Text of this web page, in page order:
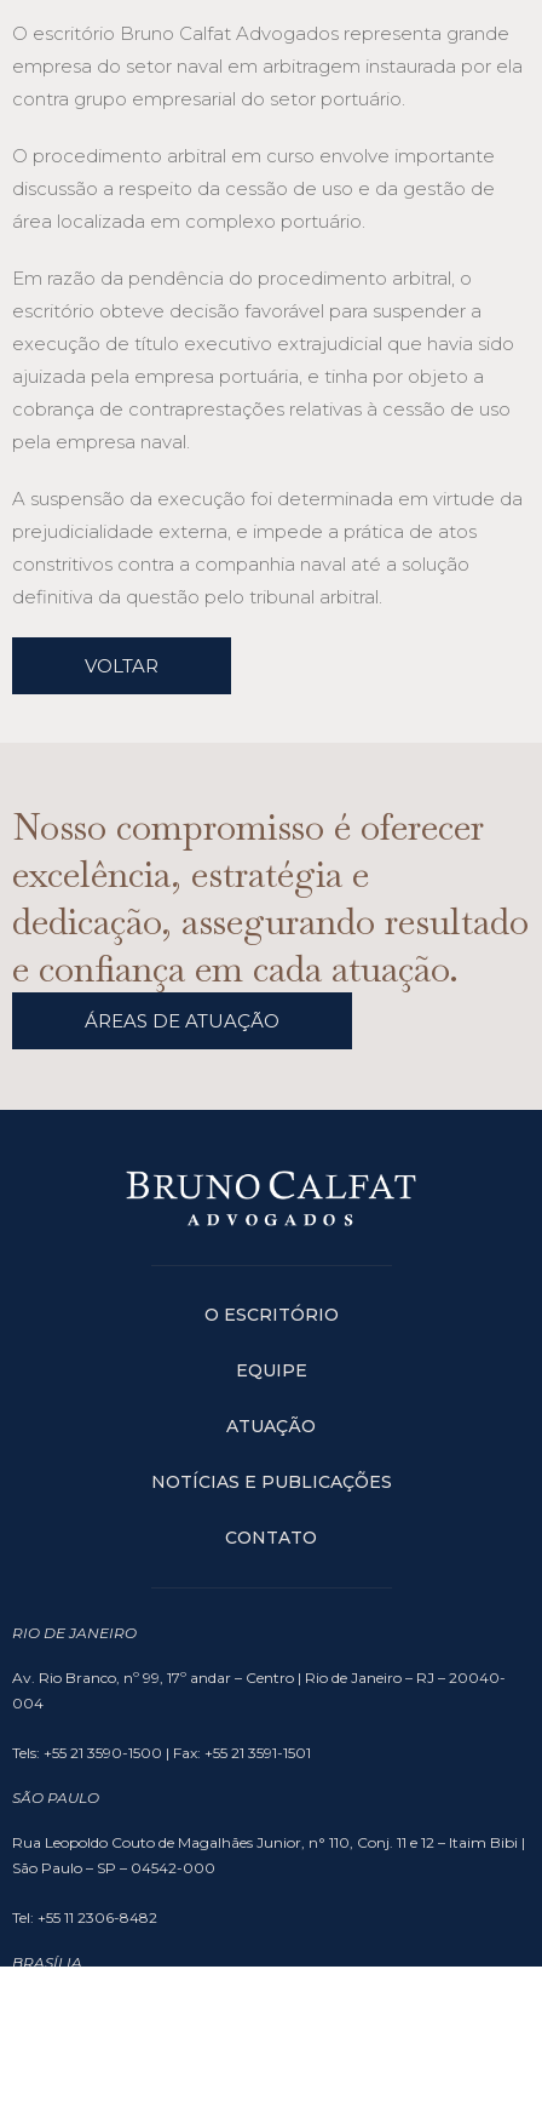
O escritório Bruno Calfat Advogados representa grande
empresa do setor naval em arbitragem instaurada por ela
contra grupo empresarial do setor portuário.
O procedimento arbitral em curso envolve importante
discussão a respeito da cessão de uso e da gestão de
área localizada em complexo portuário.
Em razão da pendência do procedimento arbitral, o
escritório obteve decisão favorável para suspender a
execução de título executivo extrajudicial que havia sido
ajuizada pela empresa portuária, e tinha por objeto a
cobrança de contraprestações relativas à cessão de uso
pela empresa naval.
A suspensão da execução foi determinada em virtude da
prejudicialidade externa, e impede a prática de atos
constritivos contra a companhia naval até a solução
definitiva da questão pelo tribunal arbitral.
VOLTAR
Nosso compromisso é oferecer
excelência, estratégia e
dedicação, assegurando resultado
e confiança em cada atuação.
ÁREAS DE ATUAÇÃO
O ESCRITÓRIO
EQUIPE
ATUAÇÃO
NOTÍCIAS E PUBLICAÇÕES
CONTATO
RIO DE JANEIRO
Av. Rio Branco, nº 99, 17º andar – Centro | Rio de Janeiro – RJ – 20040-
004
Tels: +55 21 3590-1500 | Fax: +55 21 3591-1501
SÃO PAULO
Rua Leopoldo Couto de Magalhães Junior, n° 110, Conj. 11 e 12 – Itaim Bibi |
São Paulo – SP – 04542-000
Tel: +55 11 2306-8482
BRASÍLIA